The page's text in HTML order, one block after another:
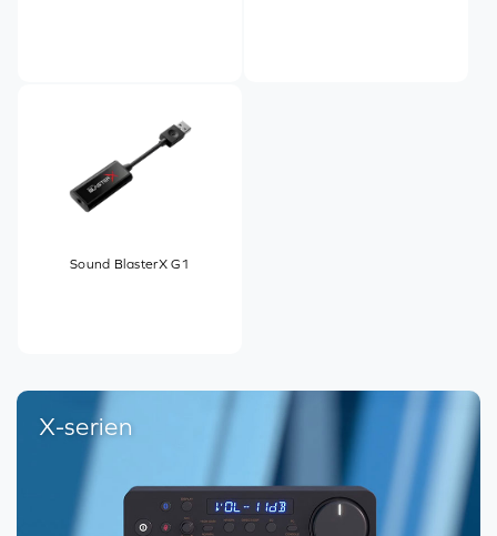
Sound BlasterX G1
X-serien